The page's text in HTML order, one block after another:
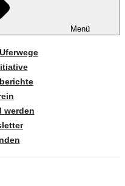
Menü
werden